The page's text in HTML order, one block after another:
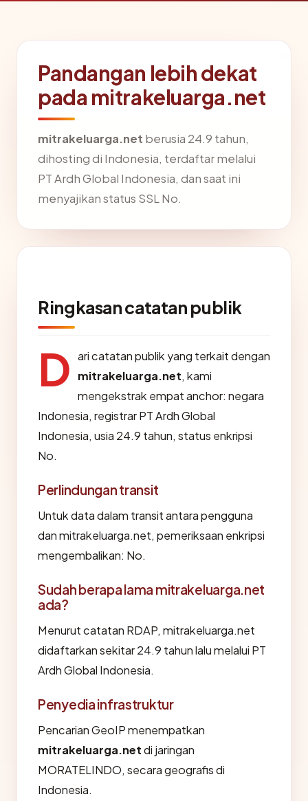
Pandangan lebih dekat
pada mitrakeluarga.net
mitrakeluarga.net berusia 24.9 tahun,
dihosting di Indonesia, terdaftar melalui
PT Ardh Global Indonesia, dan saat ini
menyajikan status SSL No.
Ringkasan catatan publik
D ari catatan publik yang terkait dengan
mitrakeluarga.net, kami
mengekstrak empat anchor: negara
Indonesia, registrar PT Ardh Global
Indonesia, usia 24.9 tahun, status enkripsi
No.
Perlindungan transit
Untuk data dalam transit antara pengguna
dan mitrakeluarga.net, pemeriksaan enkripsi
mengembalikan: No.
Sudah berapa lama mitrakeluarga.net
ada?
Menurut catatan RDAP, mitrakeluarga.net
didaftarkan sekitar 24.9 tahun lalu melalui PT
Ardh Global Indonesia.
Penyedia infrastruktur
Pencarian GeoIP menempatkan
mitrakeluarga.netdi jaringan
MORATELINDO, secara geografis di
Indonesia.